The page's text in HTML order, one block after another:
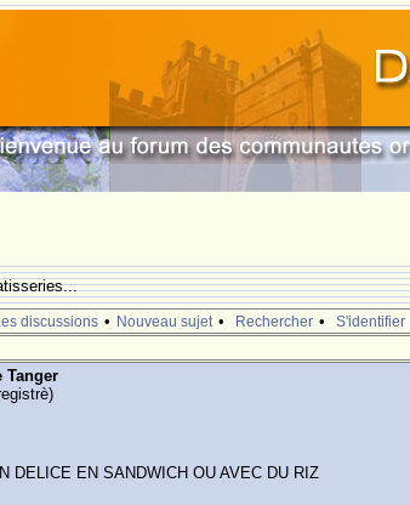
discussions • Nouveau sujet • Rechercher • S'identifier
Tanger
DELICE EN SANDWICH OU AVEC DU RIZ